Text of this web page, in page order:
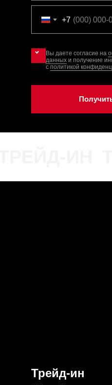
+7
Вы даете согласие на
данных и получение
с политикой
Трейд-ин